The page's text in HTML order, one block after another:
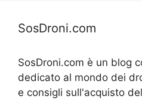
SosDroni.com
SosDroni.com è un blog
dedicato al mondo dei
e consigli sull'acquisto